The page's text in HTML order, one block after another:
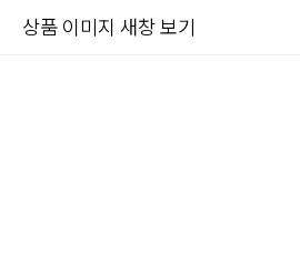
상품 이미지 새창 보기